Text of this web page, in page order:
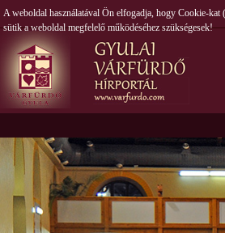
A weboldal használatával Ön elfogadja, hogy Cookie-
sütik a weboldal megfelelő működéséhez szükségesek!